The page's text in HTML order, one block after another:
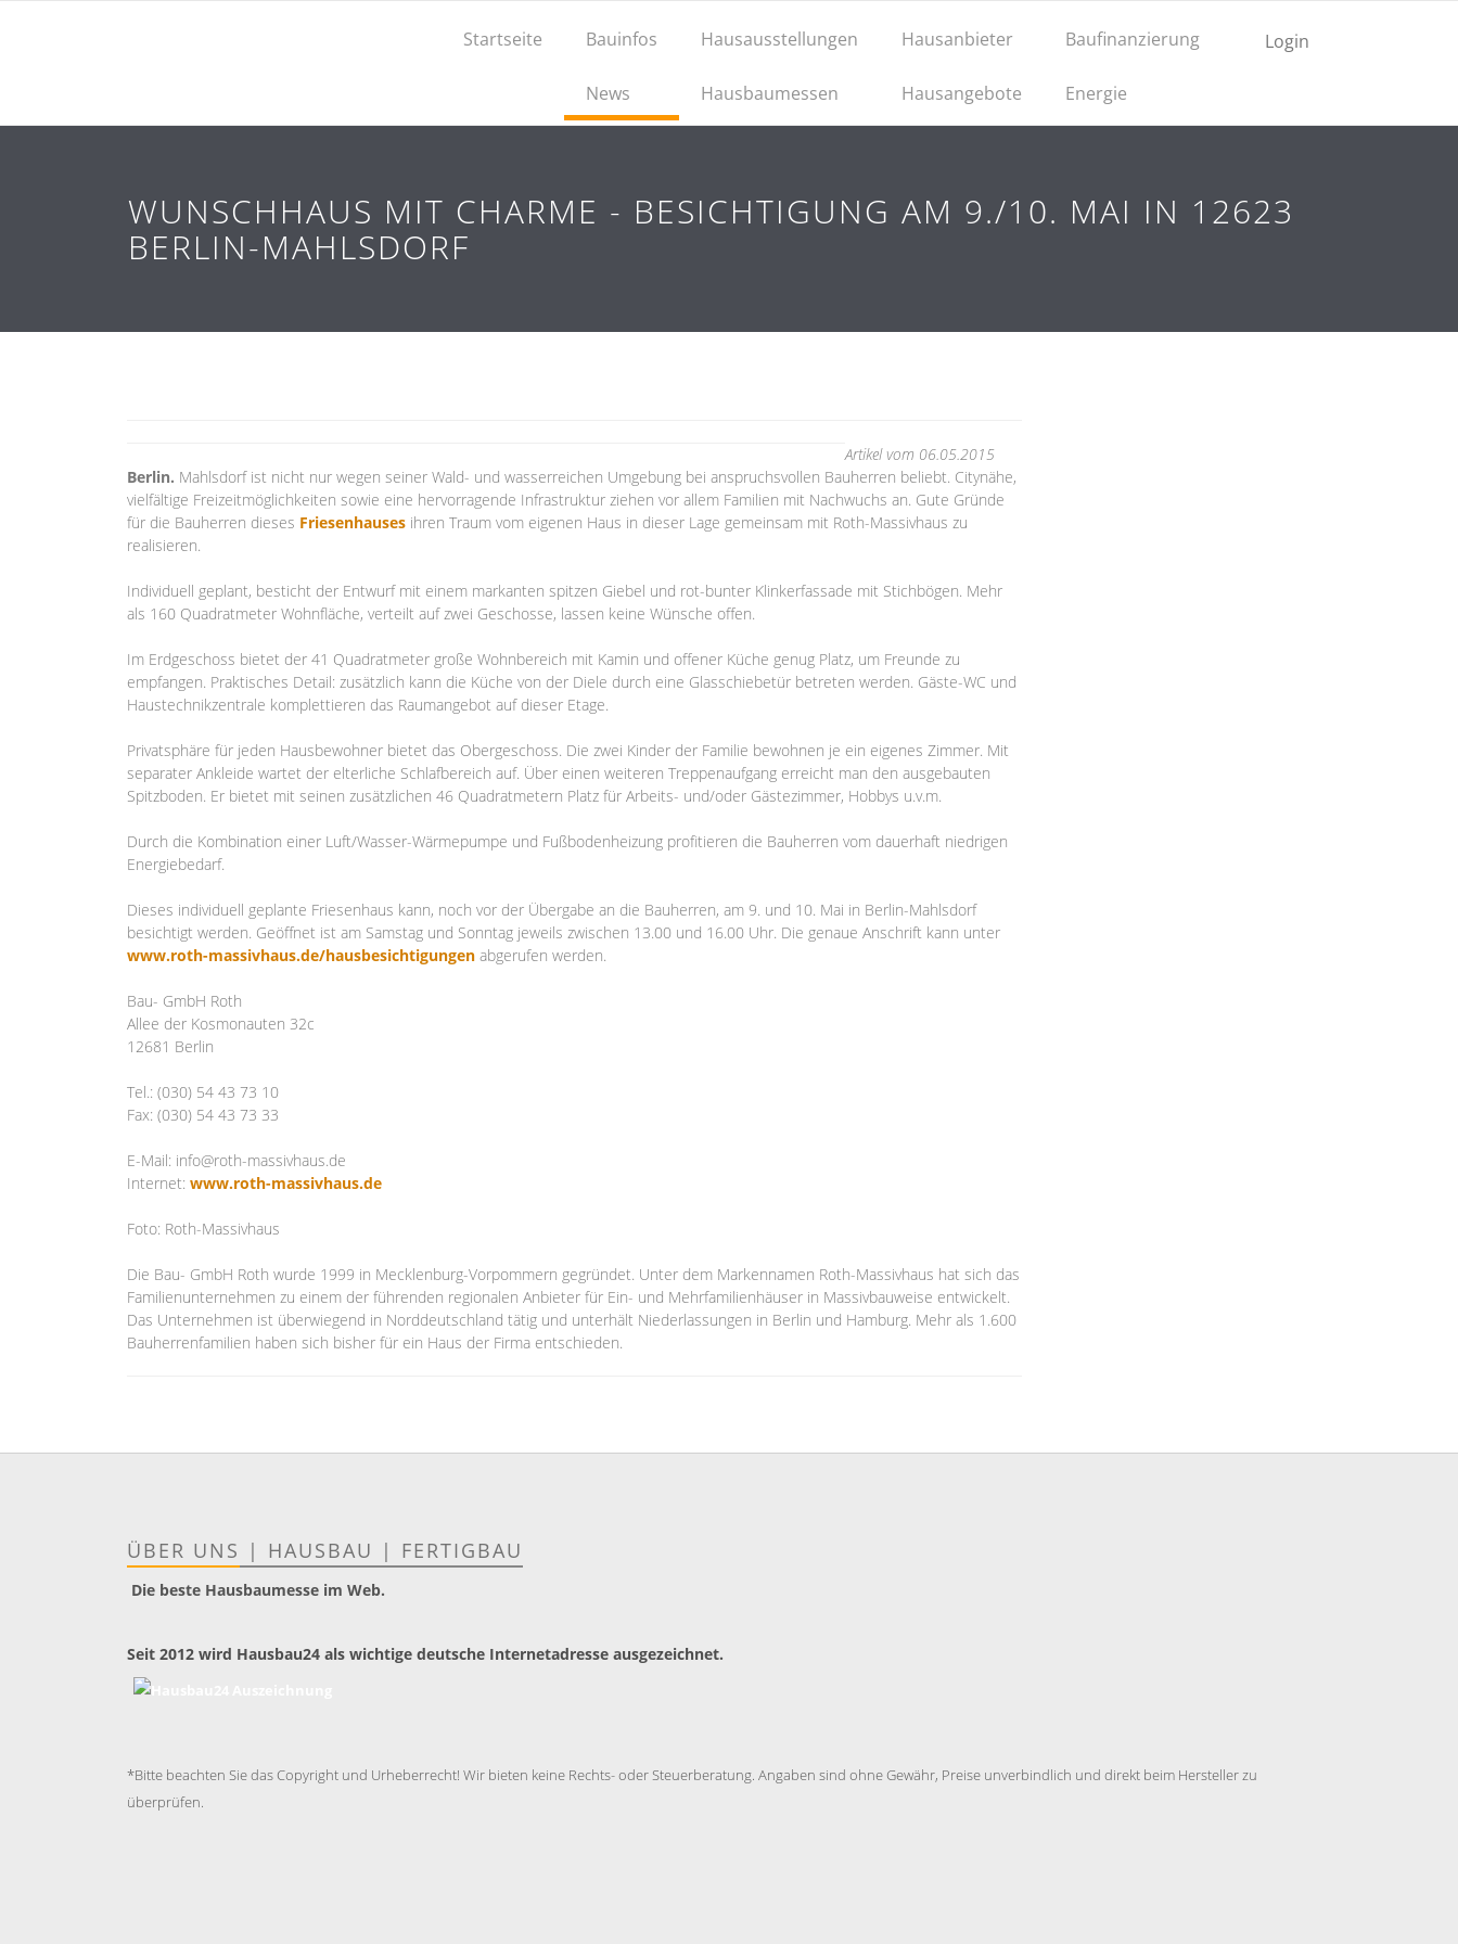
Login
Startseite Bauinfos
News
Hausausstellungen
Hausbaumessen
Hausanbieter
Hausangebote
Baufinanzierung
Energie
WUNSCHHAUS MIT CHARME - BESICHTIGUNG AM 9./10. MAI IN 12623
BERLIN-MAHLSDORF
Artikel vom 06.05.2015
Berlin. Mahlsdorf ist nicht nur wegen seiner Wald- und wasserreichen Umgebung bei anspruchsvollen Bauherren beliebt. Citynähe,
vielfältige Freizeitmöglichkeiten sowie eine hervorragende Infrastruktur ziehen vor allem Familien mit Nachwuchs an. Gute Gründe
für die Bauherren dieses Friesenhauses ihren Traum vom eigenen Haus in dieser Lage gemeinsam mit Roth-Massivhaus zu
realisieren.
Individuell geplant, besticht der Entwurf mit einem markanten spitzen Giebel und rot-bunter Klinkerfassade mit Stichbögen. Mehr
als 160 Quadratmeter Wohnfläche, verteilt auf zwei Geschosse, lassen keine Wünsche offen.
Im Erdgeschoss bietet der 41 Quadratmeter große Wohnbereich mit Kamin und offener Küche genug Platz, um Freunde zu
empfangen. Praktisches Detail: zusätzlich kann die Küche von der Diele durch eine Glasschiebetür betreten werden. Gäste-WC und
Haustechnikzentrale komplettieren das Raumangebot auf dieser Etage.
Privatsphäre für jeden Hausbewohner bietet das Obergeschoss. Die zwei Kinder der Familie bewohnen je ein eigenes Zimmer. Mit
separater Ankleide wartet der elterliche Schlafbereich auf. Über einen weiteren Treppenaufgang erreicht man den ausgebauten
Spitzboden. Er bietet mit seinen zusätzlichen 46 Quadratmetern Platz für Arbeits- und/oder Gästezimmer, Hobbys u.v.m.
Durch die Kombination einer Luft/Wasser-Wärmepumpe und Fußbodenheizung profitieren die Bauherren vom dauerhaft niedrigen
Energiebedarf.
Dieses individuell geplante Friesenhaus kann, noch vor der Übergabe an die Bauherren, am 9. und 10. Mai in Berlin-Mahlsdorf
besichtigt werden. Geöffnet ist am Samstag und Sonntag jeweils zwischen 13.00 und 16.00 Uhr. Die genaue Anschrift kann unter
www.roth-massivhaus.de/hausbesichtigungen abgerufen werden.
Bau- GmbH Roth
Allee der Kosmonauten 32c
12681 Berlin
Tel.: (030) 54 43 73 10
Fax: (030) 54 43 73 33
E-Mail: info@roth-massivhaus.de
Internet: www.roth-massivhaus.de
Foto: Roth-Massivhaus
Die Bau- GmbH Roth wurde 1999 in Mecklenburg-Vorpommern gegründet. Unter dem Markennamen Roth-Massivhaus hat sich das
Familienunternehmen zu einem der führenden regionalen Anbieter für Ein- und Mehrfamilienhäuser in Massivbauweise entwickelt.
Das Unternehmen ist überwiegend in Norddeutschland tätig und unterhält Niederlassungen in Berlin und Hamburg. Mehr als 1.600
Bauherrenfamilien haben sich bisher für ein Haus der Firma entschieden.
ÜBER UNS | HAUSBAU | FERTIGBAU
Die beste Hausbaumesse im Web.
Seit 2012 wird Hausbau24 als wichtige deutsche Internetadresse ausgezeichnet.
*Bitte beachten Sie das Copyright und Urheberrecht! Wir bieten keine Rechts- oder Steuerberatung. Angaben sind ohne Gewähr, Preise unverbindlich und direkt beim Hersteller zu
überprüfen.